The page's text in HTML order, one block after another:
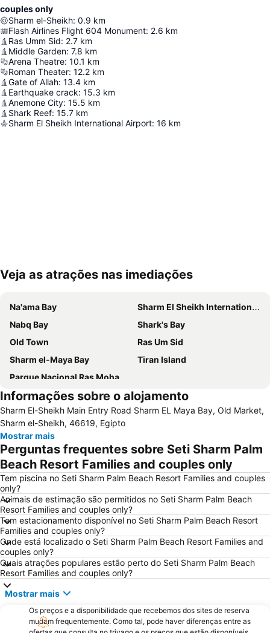
couples only
Sharm el-Sheikh: 0.9 km
Flash Airlines Flight 604 Monument: 2.6 km
Ras Umm Sid: 2.7 km
Middle Garden: 7.8 km
Arena Theatre: 10.1 km
Roman Theater: 12.2 km
Gate of Allah: 13.4 km
Earthquake crack: 15.3 km
Anemone City: 15.5 km
Shark Reef: 15.7 km
Sharm El Sheikh International Airport: 16 km
Ampliar mapa
Veja as atrações nas imediações
Na'ama Bay
Sharm El Sheikh International Airport
Nabq Bay
Shark's Bay
Old Town
Ras Um Sid
Sharm el-Maya Bay
Tiran Island
Parque Nacional Ras Mohamed
Informações sobre o alojamento
Sharm El-Sheikh Main Entry Road Sharm EL Maya Bay, Old Market,
Sharm el-Sheikh, 46619, Egipto
Mostrar mais
Perguntas frequentes sobre Seti Sharm Palm
Beach Resort Families and couples only
Tem piscina no Seti Sharm Palm Beach Resort Families and couples
only?
Animais de estimação são permitidos no Seti Sharm Palm Beach
Resort Families and couples only?
Tem estacionamento disponível no Seti Sharm Palm Beach Resort
Families and couples only?
Onde está localizado o Seti Sharm Palm Beach Resort Families and
couples only?
Quais atrações populares estão perto do Seti Sharm Palm Beach
Resort Families and couples only?
Mostrar mais
Os preços e a disponibilidade que recebemos dos sites de reserva
mudam frequentemente. Como tal, pode haver diferenças entre as